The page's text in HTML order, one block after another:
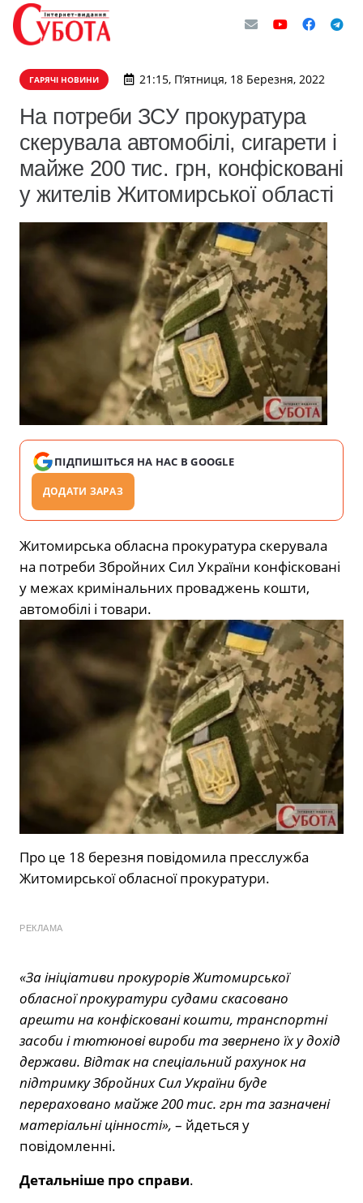
ГАРЯЧІ НОВИНИ 21:15, П’ятниця, 18 Березня, 2022
На потреби ЗСУ прокуратура
скерувала автомобілі, сигарети і
майже 200 тис. грн, конфісковані
у жителів Житомирської області
ПІДПИШІТЬСЯ НА НАС В GOOGLE
ДОДАТИ ЗАРАЗ
Житомирська обласна прокуратура скерувала
на потреби Збройних Сил України конфісковані
у межах кримінальних проваджень кошти,
автомобілі і товари.
Про це 18 березня повідомила пресслужба
Житомирської обласної прокуратури.
РЕКЛАМА
«За ініціативи прокурорів Житомирської
обласної прокуратури судами скасовано
арешти на конфісковані кошти, транспортні
засоби і тютюнові вироби та звернено їх у дохід
держави. Відтак на спеціальний рахунок на
підтримку Збройних Сил України буде
перераховано майже 200 тис. грн та зазначені
матеріальні цінності», – йдеться у
повідомленні.
Детальніше про справи.